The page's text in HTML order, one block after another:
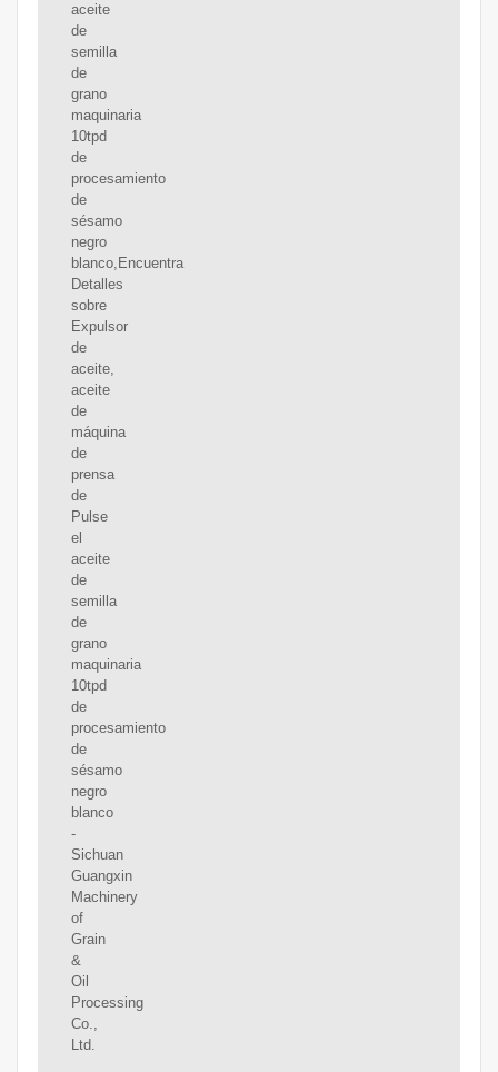
aceite
de
semilla
de
grano
maquinaria
10tpd
de
procesamiento
de
sésamo
negro
blanco,Encuentra
Detalles
sobre
Expulsor
de
aceite,
aceite
de
máquina
de
prensa
de
Pulse
el
aceite
de
semilla
de
grano
maquinaria
10tpd
de
procesamiento
de
sésamo
negro
blanco
-
Sichuan
Guangxin
Machinery
of
Grain
&
Oil
Processing
Co.,
Ltd.